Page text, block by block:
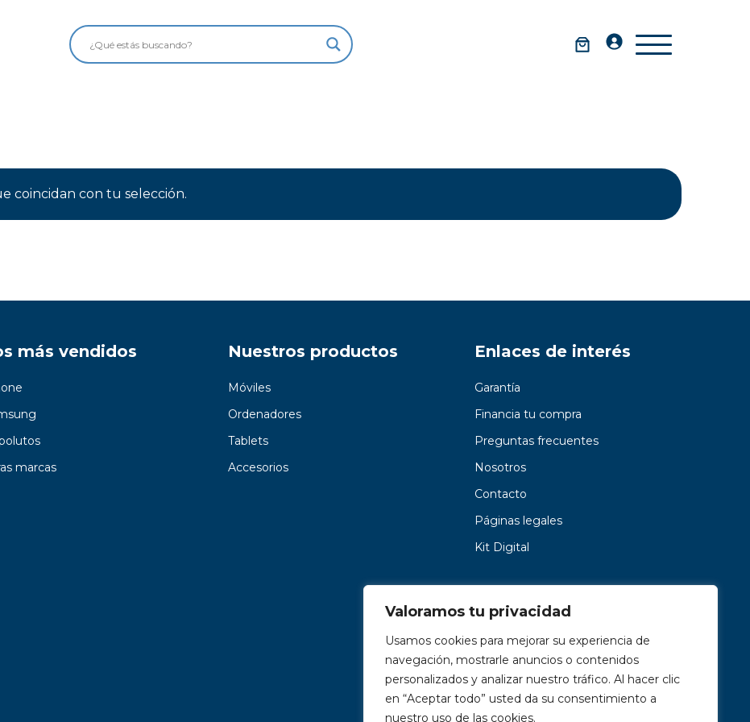
Valoramos tu privacidad
Usamos cookies para mejorar su experiencia de
navegación, mostrarle anuncios o contenidos
personalizados y analizar nuestro tráfico. Al hacer clic
en “Aceptar todo” usted da su consentimiento a
nuestro uso de las cookies.
coincidan con tu selección.
más vendidos
marcas
Nuestros productos
Móviles
Ordenadores
Tablets
Accesorios
Enlaces de interés
Garantía
Financia tu compra
Preguntas frecuentes
Nosotros
Contacto
Páginas legales
Kit Digital